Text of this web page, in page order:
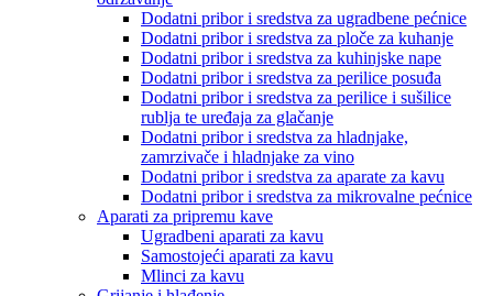
Dodatni pribor i sredstva za ugradbene pećnice
Dodatni pribor i sredstva za ploče za kuhanje
Dodatni pribor i sredstva za kuhinjske nape
Dodatni pribor i sredstva za perilice posuđa
Dodatni pribor i sredstva za perilice i sušilice
rublja te uređaja za glačanje
Dodatni pribor i sredstva za hladnjake,
zamrzivače i hladnjake za vino
Dodatni pribor i sredstva za aparate za kavu
Dodatni pribor i sredstva za mikrovalne pećnice
Aparati za pripremu kave
Ugradbeni aparati za kavu
Samostojeći aparati za kavu
Mlinci za kavu